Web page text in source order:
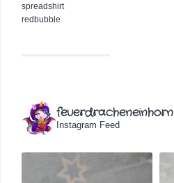
spreadshirt
redbubble
feuerdracheneinhorn
Instagram Feed